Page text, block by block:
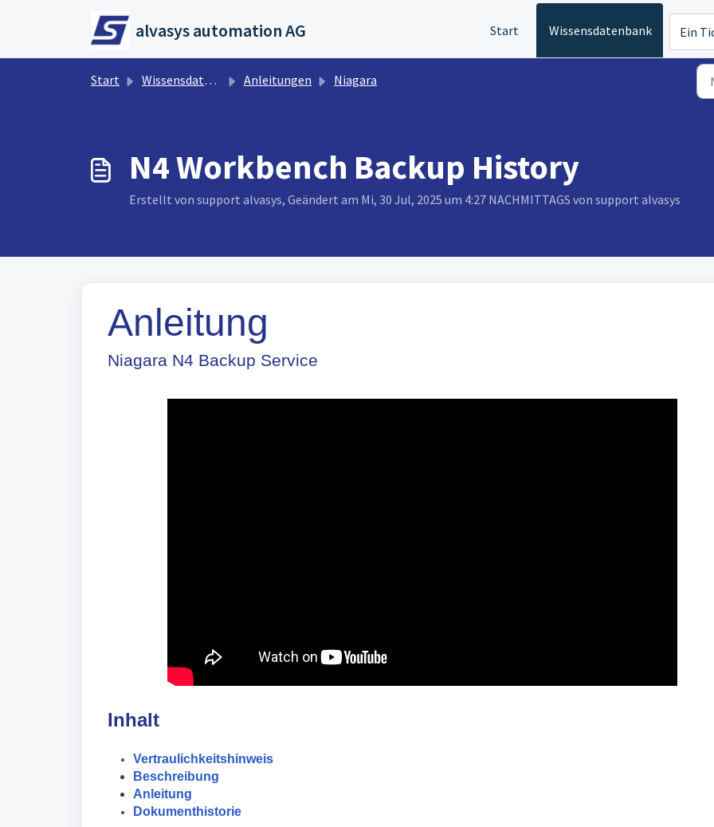
alvasys automation AG Start Wissensdatenbank Ein
Start Wissensdatenbank Anleitungen Niagara
N4 Workbench Backup History
Erstellt von support alvasys, Geändert am Mi, 30 Jul, 2025 um 4:27 NACHMITTAGS von support alvasys
Anleitung
Niagara N4 Backup Service
Inhalt
Vertraulichkeitshinweis
Beschreibung
Anleitung
Dokumenthistorie